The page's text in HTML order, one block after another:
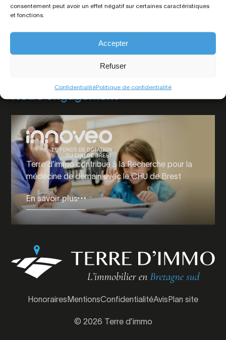
consentement peut avoir un effet négatif sur certaines caractéristiques
et fonctions.
Accepter
Refuser
ConfidentialitéPolitique de confidentialité
Viager
Notre engagement
Terre d’immo contribue à la Recherche pour la
médecine de demain avec le CHU de Brest
En savoir plus
© 2026 Terre d’immo
HonorairesMentionsConfidentialitéAvisPlan site